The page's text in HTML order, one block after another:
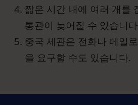
짧은 시간 내에 여러 개를
통관이 늦어질 수 있습니
중국 세관은 전화나 메일
을 요구할 수도 있습니다.